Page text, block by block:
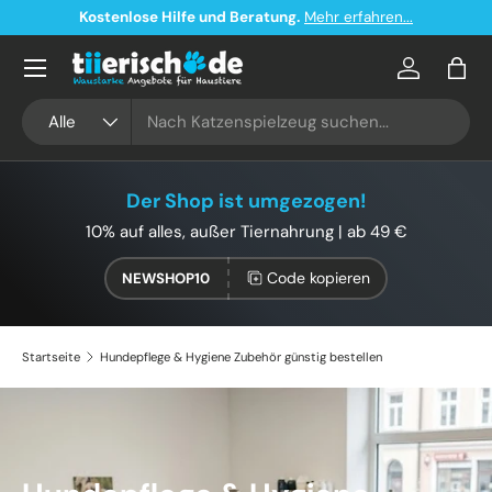
Direkt zum Inhalt
Kostenloser Versand ab 49€ in Deutschland
Alle
Konto
Der Shop ist umgezogen!
10% auf alles, außer Tiernahrung | ab 49 €
NEWSHOP10 Code kopieren
Startseite Hundepflege & Hygiene Zubehör günstig bestellen